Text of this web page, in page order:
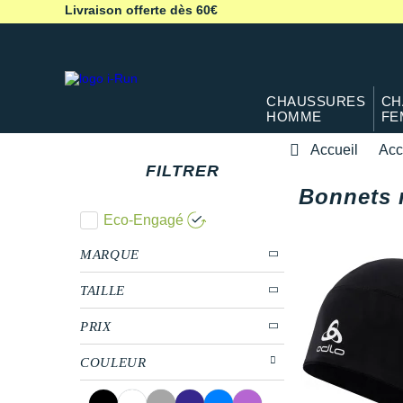
Livraison offerte dès 60€
CHAUSSURES
HOMME
Accueil
FILTRER
Eco-Engagé
MARQUE
TAILLE
PRIX
COULEUR
Bonnets